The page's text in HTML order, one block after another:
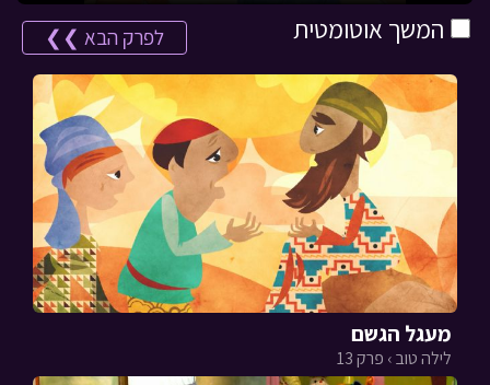
המשך אוטומטית לפרק הבא ❯❯
מעגל הגשם
לילה טוב › פרק 13